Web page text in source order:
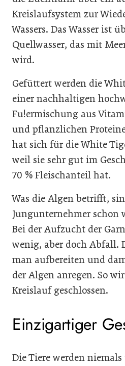
Kreislaufsystem zur
Wassers. Das Wasser ist
Quellwasser, das mit
wird.
Gefüttert werden die
einer nachhaltigen
Fu!ermischung aus
und pflanzlichen
hat sich für die White
weil sie sehr gut im
70 % Fleischanteil hat.
Was die Algen betrifft,
Jungunternehmer schon
Bei der Aufzucht der
wenig, aber doch Abfall.
man aufbereiten und
der Algen anregen. So
Kreislauf geschlossen.
Einzigartiger
Die Tiere werden